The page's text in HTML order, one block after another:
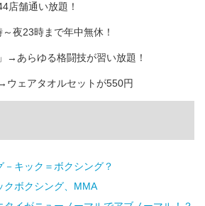
舗通い放題！
夜23時まで年中無休！
→あらゆる格闘技が習い放題！
ェアタオルセットが550円
－キック＝ボクシング？
クボクシング、MMA